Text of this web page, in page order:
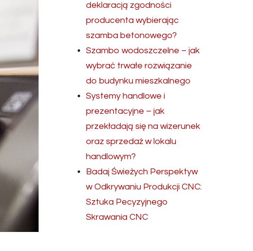
deklaracją zgodności
producenta wybierając
szamba betonowego?
Szambo wodoszczelne – jak
wybrać trwałe rozwiązanie
do budynku mieszkalnego
Systemy handlowe i
prezentacyjne – jak
przekładają się na wizerunek
oraz sprzedaż w lokalu
handlowym?
Badaj Świeżych Perspektyw
w Odkrywaniu Produkcji CNC:
Sztuka Pecyzyjnego
Skrawania CNC